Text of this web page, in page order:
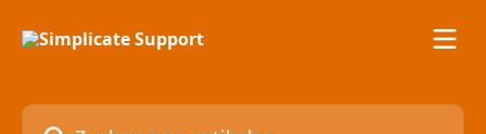
Zoeken naar artikelen ...